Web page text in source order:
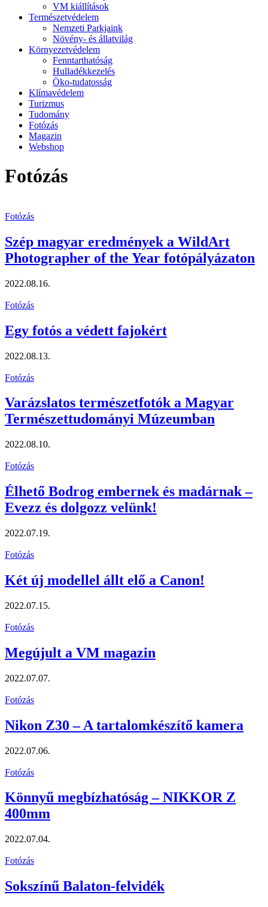
VM kiállítások
Természetvédelem
Nemzeti Parkjaink
Növény- és állatvilág
Környezetvédelem
Fenntarthatóság
Hulladékkezelés
Öko-tudatosság
Klímavédelem
Turizmus
Tudomány
Fotózás
Magazin
Webshop
Fotózás
Fotózás
Szép magyar eredmények a WildArt
Photographer of the Year fotópályázaton
2022.08.16.
Fotózás
Egy fotós a védett fajokért
2022.08.13.
Fotózás
Varázslatos természetfotók a Magyar
Természettudományi Múzeumban
2022.08.10.
Fotózás
Élhető Bodrog embernek és madárnak –
Evezz és dolgozz velünk!
2022.07.19.
Fotózás
Két új modellel állt elő a Canon!
2022.07.15.
Fotózás
Megújult a VM magazin
2022.07.07.
Fotózás
Nikon Z30 – A tartalomkészítő kamera
2022.07.06.
Fotózás
Könnyű megbízhatóság – NIKKOR Z
400mm
2022.07.04.
Fotózás
Sokszínű Balaton-felvidék